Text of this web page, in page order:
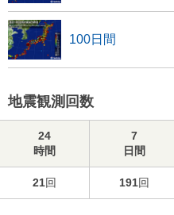
100日間
地震観測回数
24
時間
7
日間
21回 191回